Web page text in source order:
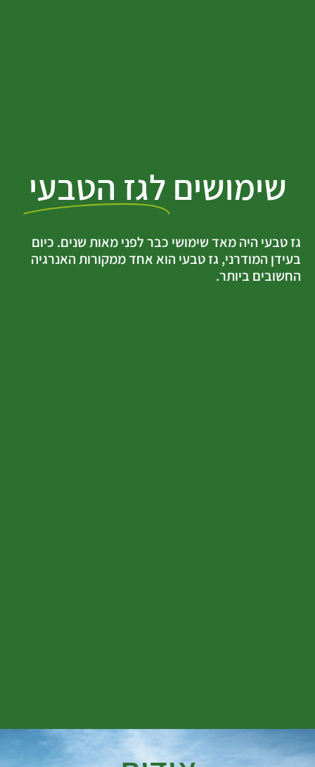
שימושים לגז הטבעי
גז טבעי היה מאד שימושי כבר לפני מאות שנים. כיום
בעידן המודרני, גז טבעי הוא אחד ממקורות האנרגיה
החשובים ביותר.